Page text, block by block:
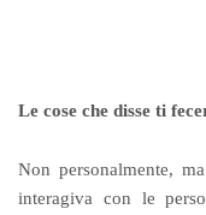
Le cose che disse ti
Non personalmente,
interagiva con le